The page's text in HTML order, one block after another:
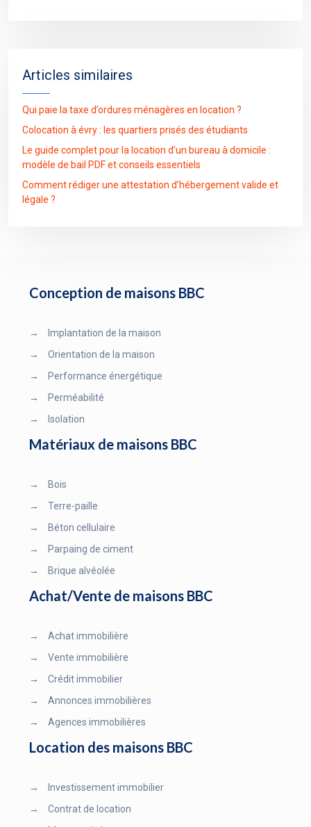
Articles similaires
Qui paie la taxe d’ordures ménagères en location ?
Colocation à évry : les quartiers prisés des étudiants
Le guide complet pour la location d’un bureau à domicile :
modèle de bail PDF et conseils essentiels
Comment rédiger une attestation d’hébergement valide et
légale ?
Conception de maisons BBC
→
Implantation de la maison
→
Orientation de la maison
→
Performance énergétique
→
Perméabilité
→
Isolation
Matériaux de maisons BBC
→
Bois
→
Terre-paille
→
Béton cellulaire
→
Parpaing de ciment
→
Brique alvéolée
Achat/Vente de maisons BBC
→
Achat immobilière
→
Vente immobilière
→
Crédit immobilier
→
Annonces immobilières
→
Agences immobilières
Location des maisons BBC
→
Investissement immobilier
→
Contrat de location